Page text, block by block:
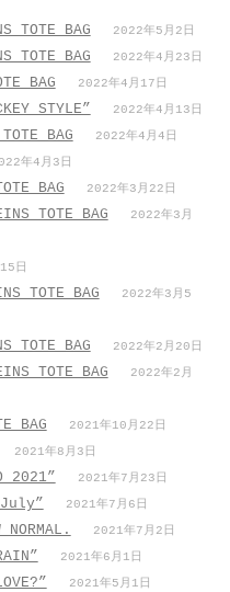
TOTE BAG 2022年5月2日
TOTE BAG 2022年4月23日
BAG 2022年4月17日
STYLE” 2022年4月13日
BAG 2022年4月4日
年4月3日
BAG 2022年3月22日
TOTE BAG
2022年3月
日
TOTE BAG
2022年3月5
TOTE BAG 2022年2月20日
TOTE BAG
2022年2月
BAG 2021年10月22日
2021年8月3日
2021” 2021年7月23日
2021年7月6日
NORMAL. 2021年7月2日
2021年6月1日
2021年5月1日